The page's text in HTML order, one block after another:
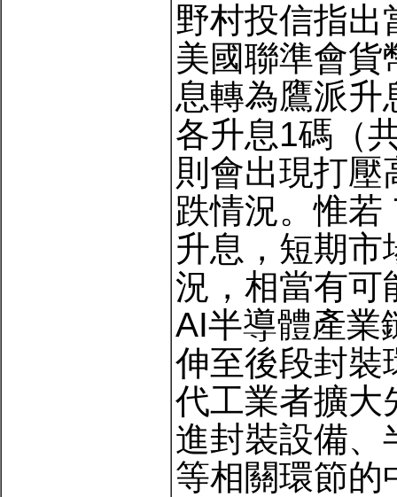
野村投信指出
美國聯準會貨
息轉為鷹派升
各升息1碼（
則會出現打
跌情況。惟若
升息，短期市
況，相當有可
AI半導體產業
伸至後段封裝
代工業者擴大
進封裝設備、
等相關環節的